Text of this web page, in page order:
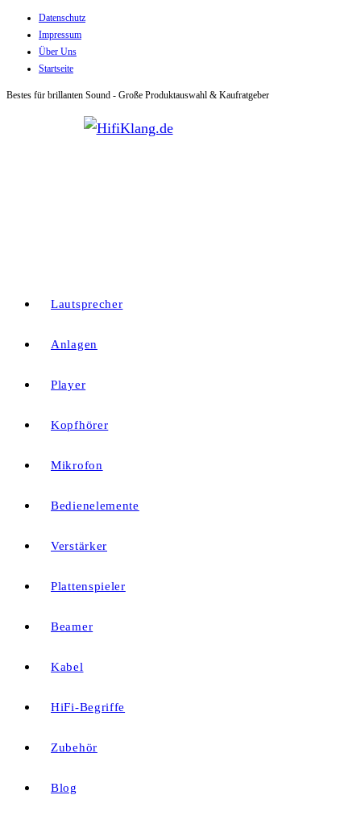
Zum
Inhalt
springen
Datenschutz
Impressum
Über Uns
Startseite
Bestes für brillanten Sound - Große Produktauswahl & Kaufratgeber
Lautsprecher
Anlagen
Player
Kopfhörer
Mikrofon
Bedienelemente
Verstärker
Plattenspieler
Beamer
Kabel
HiFi-Begriffe
Zubehör
Blog